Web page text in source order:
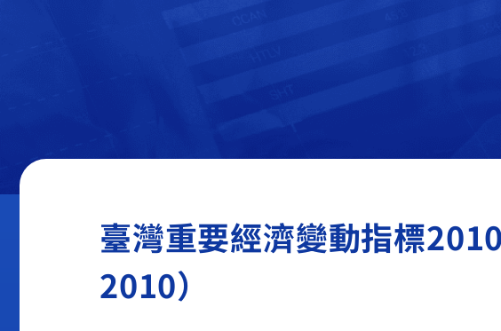
臺灣重要經濟變動指標
2010）